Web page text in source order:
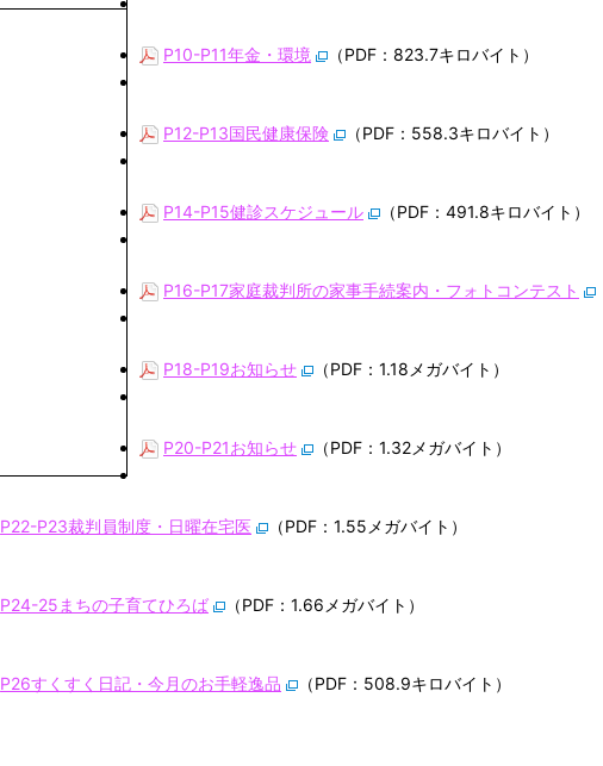
P10-P11年金・環境 （PDF：823.7キロバイト）
P12-P13国民健康保険 （PDF：558.3キロバイト）
P14-P15健診スケジュール （PDF：491.8キロバイト）
P16-P17家庭裁判所の家事手続案内・フォトコンテスト
P18-P19お知らせ （PDF：1.18メガバイト）
P20-P21お知らせ （PDF：1.32メガバイト）
P22-P23裁判員制度・日曜在宅医 （PDF：1.55メガバイト）
P24-25まちの子育てひろば （PDF：1.66メガバイト）
P26すくすく日記・今月のお手軽逸品 （PDF：508.9キロバイト）